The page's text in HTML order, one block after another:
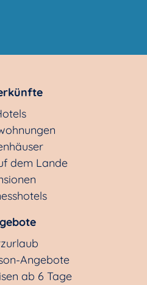
dem Lande
Angebote
ab 6 Tage